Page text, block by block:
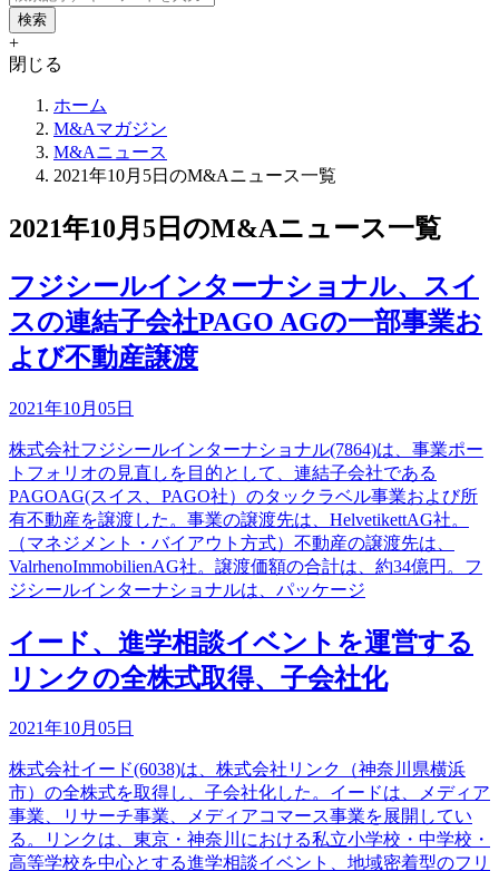
+
閉じる
ホーム
M&Aマガジン
M&Aニュース
2021年10月5日のM&Aニュース一覧
2021年10月5日のM&Aニュース一覧
フジシールインターナショナル、スイ
スの連結子会社PAGO AGの一部事業お
よび不動産譲渡
2021年10月05日
株式会社フジシールインターナショナル(7864)は、事業ポー
トフォリオの見直しを目的として、連結子会社である
PAGOAG(スイス、PAGO社）のタックラベル事業および所
有不動産を譲渡した。事業の譲渡先は、HelvetikettAG社。
（マネジメント・バイアウト方式）不動産の譲渡先は、
ValrhenoImmobilienAG社。譲渡価額の合計は、約34億円。フ
ジシールインターナショナルは、パッケージ
イード、進学相談イベントを運営する
リンクの全株式取得、子会社化
2021年10月05日
株式会社イード(6038)は、株式会社リンク（神奈川県横浜
市）の全株式を取得し、子会社化した。イードは、メディア
事業、リサーチ事業、メディアコマース事業を展開してい
る。リンクは、東京・神奈川における私立小学校・中学校・
高等学校を中心とする進学相談イベント、地域密着型のフリ